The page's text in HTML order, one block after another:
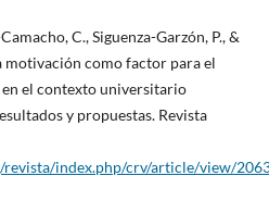
C., Siguenza-Garzón, P., &
motivación como factor para el
el contexto universitario
y propuestas. Revista
index.php/crv/article/view/